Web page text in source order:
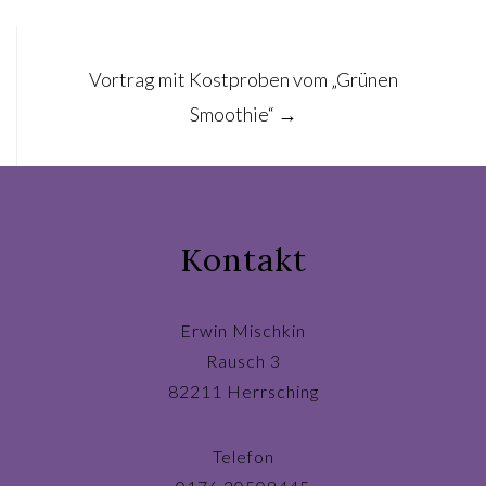
Vortrag mit Kostproben vom „Grünen
Smoothie“ →
Kontakt
Erwin Mischkin
Rausch 3
82211 Herrsching
Telefon